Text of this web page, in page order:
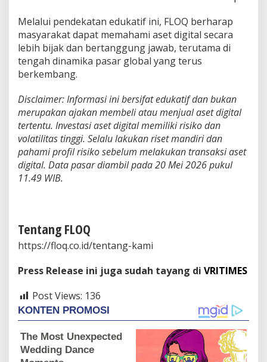
Melalui pendekatan edukatif ini, FLOQ berharap
masyarakat dapat memahami aset digital secara
lebih bijak dan bertanggung jawab, terutama di
tengah dinamika pasar global yang terus
berkembang.
Disclaimer: Informasi ini bersifat edukatif dan bukan
merupakan ajakan membeli atau menjual aset digital
tertentu. Investasi aset digital memiliki risiko dan
volatilitas tinggi. Selalu lakukan riset mandiri dan
pahami profil risiko sebelum melakukan transaksi aset
digital. Data pasar diambil pada 20 Mei 2026 pukul
11.49 WIB.
Tentang FLOQ
https://floq.co.id/tentang-kami
Press Release ini juga sudah tayang di VRITIMES
Post Views: 136